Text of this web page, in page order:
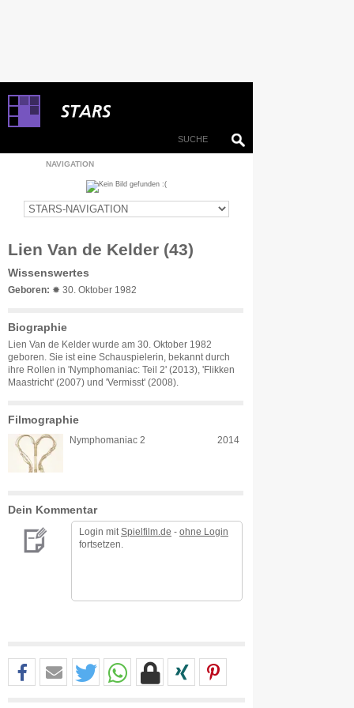
NAVIGATION
Lien Van de Kelder (43)
Wissenswertes
Geboren: ✹ 30. Oktober 1982
Biographie
Lien Van de Kelder wurde am 30. Oktober 1982
geboren. Sie ist eine Schauspielerin, bekannt durch
ihre Rollen in 'Nymphomaniac: Teil 2' (2013), 'Flikken
Maastricht' (2007) und 'Vermisst' (2008).
Filmographie
Nymphomaniac 2 2014
Dein Kommentar
Login mit Spielfilm.de - ohne Login
fortsetzen.